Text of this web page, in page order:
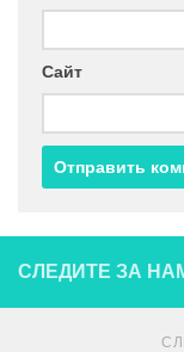
Сайт
СЛЕДИТЕ ЗА